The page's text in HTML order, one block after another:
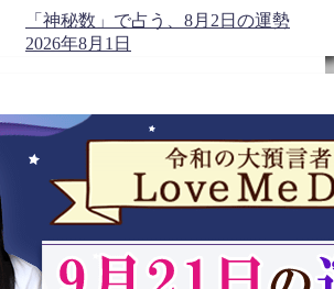
「神秘数」で占う、8月2日の運勢
2026年8月1日